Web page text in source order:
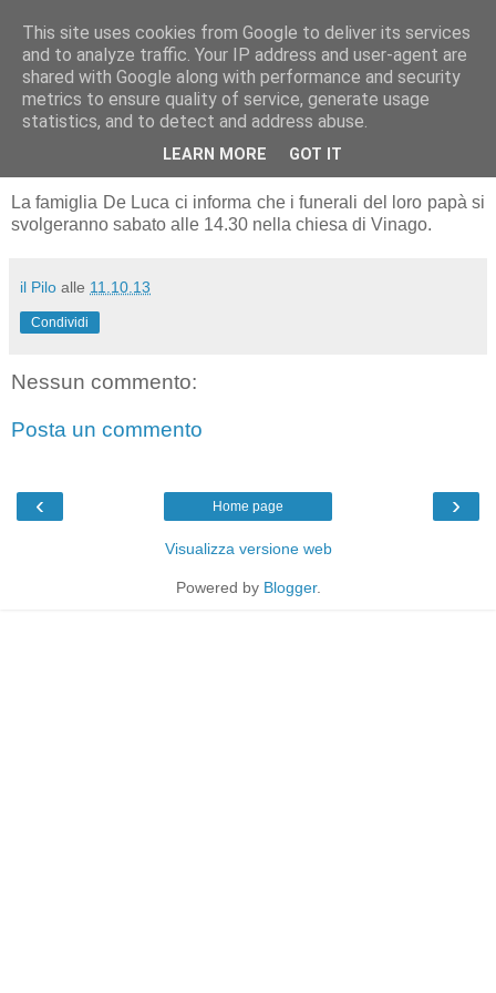
RUNNERS VALBOSSA
venerdì 11 ottobre 2013
La famiglia De Luca ci informa che i funerali del loro papà si
svolgeranno sabato alle 14.30 nella chiesa di Vinago.
il Pilo alle 11.10.13
Condividi
Nessun commento:
Posta un commento
‹ ›
Home page
Visualizza versione web
Powered by Blogger.
This site uses cookies from Google to deliver its services
and to analyze traffic. Your IP address and user-agent are
shared with Google along with performance and security
metrics to ensure quality of service, generate usage
statistics, and to detect and address abuse.
LEARN MORE GOT IT